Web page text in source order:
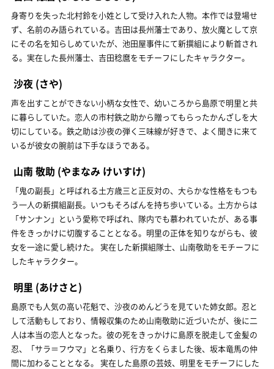
身寄りを失った北村鈴を小姓として受け入れた人物。本作では登場せ
ず、名前のみ語られている。吉田は長州藩士であり、放火魔として京
にその名を知らしめていたが、池田屋事件にて新撰組により斬首され
る。実在した長州藩士、吉田稔麿をモチーフにしたキャラクター。
沙夜 (さや)
声を出すことができない小柄な女性で、幼いころから島原で明里と共
に暮らしていた。恋人の市村鉄之助から贈ってもらったかんざしを大
切にしている。鉄之助は沙夜の弾く三味線が好きで、よく聞きに来て
いるが彼女の腕前は下手なほうである。
山南 敬助 (やまなみ けいすけ)
「鬼の副長」と呼ばれる土方歳三と正反対の、大らかな性格をもつも
う一人の新撰組副長。いつもそろばんを持ち歩いている。土方からは
「サンナン」という愛称で呼ばれ、隊内でも慕われていたが、ある事
件をきっかけに切腹することとなる。明里の正体を知りながらも、彼
女を一途に愛し続けた。 実在した新撰組隊士、山南敬助をモチーフに
したキャラクター。
明里 (あけさと)
島原でも人気の高い花魁で、沙夜のめんどうを見ていた姉女郎。忍と
して活動もしており、情報収集のため山南敬助に近づいたが、後に二
人は本当の恋人となった。彼の死をきっかけに島原を脱走して金髪の
忍、「サラ＝フウマ」と名乗り、行方をくらました後、坂本竜馬の仲
間に加わることとなる。 実在した島原の芸妓、明里をモチーフにした